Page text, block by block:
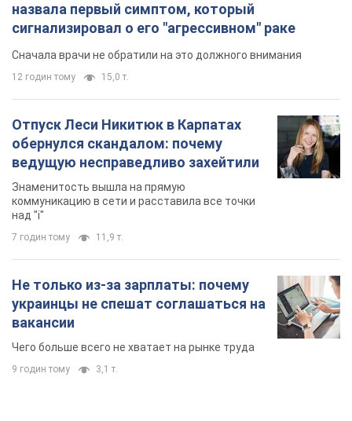
назвала первый симптом, который
сигнализировал о его "агрессивном" раке
Сначала врачи не обратили на это должного внимания
12 годин тому 15,0 т.
Отпуск Леси Никитюк в Карпатах
обернулся скандалом: почему
ведущую несправедливо захейтили
Знаменитость вышла на прямую
коммуникацию в сети и расставила все точки
над "i"
7 годин тому 11,9 т.
Не только из-за зарплаты: почему
украинцы не спешат соглашаться на
вакансии
Чего больше всего не хватает на рынке труда
9 годин тому 3,1 т.